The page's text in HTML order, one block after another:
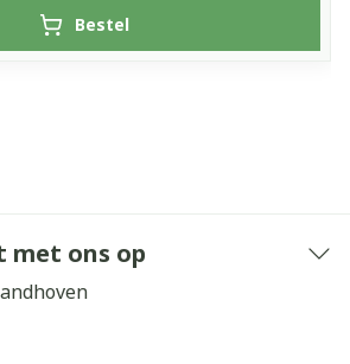
Bestel
met ons op